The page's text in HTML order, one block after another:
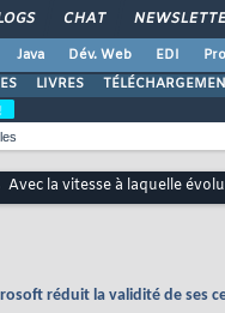
CHAT
Java Dév. Web EDI
LIVRES
Avec la vitesse à laquelle
réduit la validité de ses